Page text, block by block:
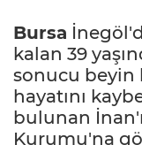
Bursa
kalan 39
sonucu beyin
hayatını
bulunan
Kurumu'na